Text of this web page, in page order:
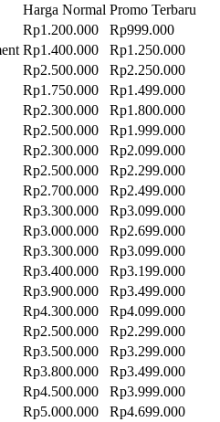
Harga Normal Promo Terbaru
Rp1.200.000
Rp999.000
Rp1.400.000
Rp1.250.000
Rp2.500.000
Rp2.250.000
Rp1.750.000
Rp1.499.000
Rp2.300.000
Rp1.800.000
Rp2.500.000
Rp1.999.000
Rp2.300.000
Rp2.099.000
Rp2.500.000
Rp2.299.000
Rp2.700.000
Rp2.499.000
Rp3.300.000
Rp3.099.000
Rp3.000.000
Rp2.699.000
Rp3.300.000
Rp3.099.000
Rp3.400.000
Rp3.199.000
Rp3.900.000
Rp3.499.000
Rp4.300.000
Rp4.099.000
Rp2.500.000
Rp2.299.000
Rp3.500.000
Rp3.299.000
Rp3.800.000
Rp3.499.000
Rp4.500.000
Rp3.999.000
Rp5.000.000
Rp4.699.000